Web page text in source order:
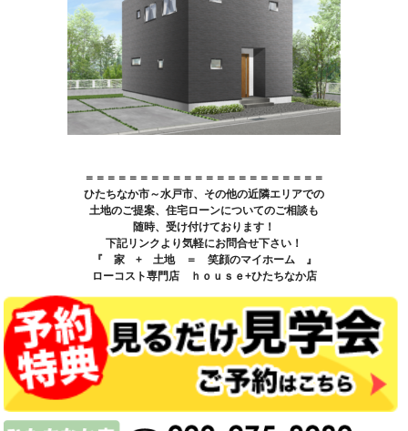
＝＝＝＝＝＝＝＝＝＝＝＝＝＝＝＝＝＝＝＝＝＝
ひたちなか市～水戸市、その他の近隣エリアでの
土地のご提案、住宅ローンについてのご相談も
随時、受け付けております！
下記リンクより気軽にお問合せ下さい！
『 家 + 土地 ＝ 笑顔のマイホーム 』
ローコスト専門店 ｈｏｕｓｅ+ひたちなか店